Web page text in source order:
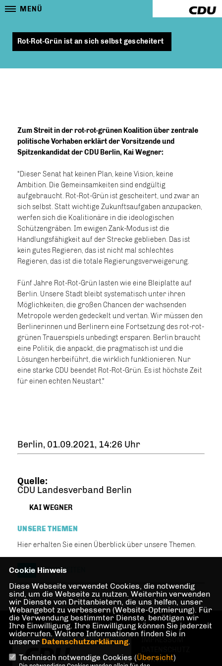
MENÜ
Rot-Rot-Grün ist an sich selbst gescheitert
Zum Streit in der rot-rot-grünen Koalition über zentrale
politische Vorhaben erklärt der Vorsitzende und
Spitzenkandidat der CDU Berlin, Kai Wegner:
"Dieser Senat hat keinen Plan, keine Vision, keine
Ambition. Die Gemeinsamkeiten sind endgültig
aufgebraucht. Rot-Rot-Grün ist gescheitert, und zwar an
sich selbst. Statt wichtige Zukunftsaufgaben anzupacken,
werfen sich die Koalitionäre in die ideologischen
Schützengräben. Im ewigen Zank-Modus ist die
Handlungsfähigkeit auf der Strecke geblieben. Das ist
kein gutes Regieren, das ist nicht mal schlechtes
Regieren, das ist die totale Regierungsverweigerung.
Fünf Jahre Rot-Rot-Grün lasten wie eine Bleiplatte auf
Berlin. Unsere Stadt bleibt systematisch unter ihren
Möglichkeiten, die großen Chancen der wachsenden
Metropole werden gedeckelt und vertan. Wir müssen den
Berlinerinnen und Berlinern eine Fortsetzung des rot-rot-
grünen Trauerspiels unbedingt ersparen. Berlin braucht
eine Politik, die anpackt, die pragmatisch ist und die
Lösungen herbeiführt, die wirklich funktionieren. Nur
eine starke CDU beendet Rot-Rot-Grün. Es ist höchste Zeit
für einen echten Neustart."
Berlin, 01.09.2021, 14:26 Uhr
Quelle:
CDU Landesverband Berlin
KAI WEGNER
UNSERE THEMEN
Hier erhalten Sie einen Überblick über unsere Themen.
NEUIGKEITEN
KONTAKT
Cookie Hinweis
Diese Webseite verwendet Cookies, die notwendig
sind, um die Webseite zu nutzen. Weiterhin verwenden
wir Dienste von Drittanbietern, die uns helfen, unser
Webangebot zu verbessern (Website-Optmierung). Für
die Verwendung bestimmter Dienste, benötigen wir
Ihre Einwilligung. Ihre Einwilligung können Sie jederzeit
widerrufen. Weitere Informationen finden Sie in
unserer Datenschutzerklärung.
Technisch notwendige Cookies (Übersicht)